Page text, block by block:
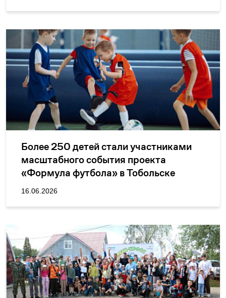
Более 250 детей стали участниками
масштабного события проекта
«Формула футбола» в Тобольске
16.06.2026